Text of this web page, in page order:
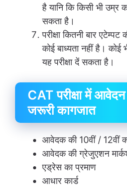
है यानि कि किसी भी उम्र
सकता है।
परीक्षा कितनी बार
कोई बाध्यता नहीं है। कोई
यह परीक्षा दें सकता है।
CAT परीक्षा में
जरूरी कागजात
आवेदक की 10वीं / 12वीं
आवेदक की ग्रेजुएशन
एड्रेस का प्रमाण
आधार कार्ड